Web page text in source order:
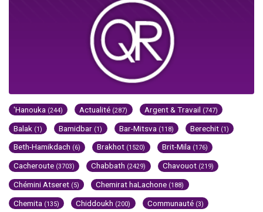
'Hanouka (244) Actualité (287) Argent & Travail (747)
Balak (1) Bamidbar (1) Bar-Mitsva (118) Berechit (1)
Beth-Hamikdach (6) Brakhot (1520) Brit-Mila (176)
Cacheroute (3703) Chabbath (2429) Chavouot (219)
Chémini Atseret (5) Chemirat haLachone (188)
Chemita (135) Chiddoukh (200) Communauté (3)